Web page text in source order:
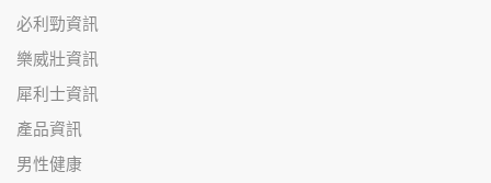
必利勁資訊
樂威壯資訊
犀利士資訊
產品資訊
男性健康